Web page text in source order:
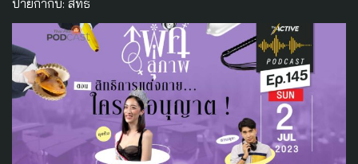
ป้ายกำกับ: สิทธิ